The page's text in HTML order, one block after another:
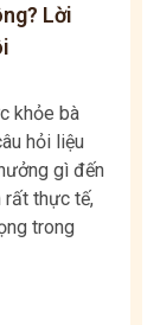
Lời
khỏe bà
hỏi liệu
gì đến
rất thực tế,
trong